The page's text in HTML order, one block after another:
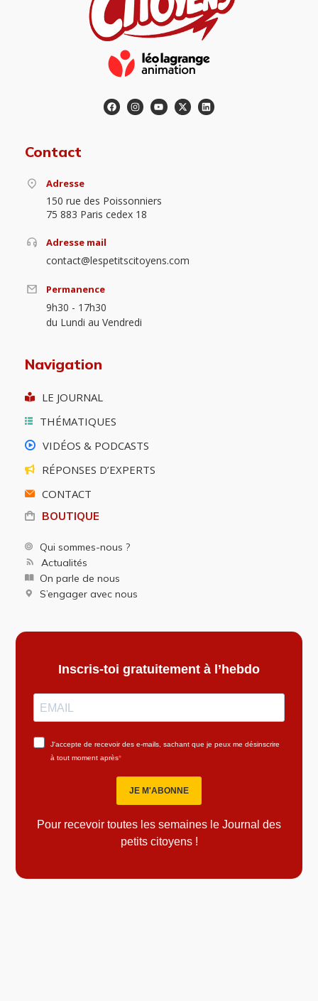
Contact
Adresse
150 rue des Poissonniers
75 883 Paris cedex 18
Adresse mail
contact@lespetitscitoyens.com
Permanence
9h30 - 17h30
du Lundi au Vendredi
Navigation
LE JOURNAL
THÉMATIQUES
VIDÉOS & PODCASTS
RÉPONSES D’EXPERTS
CONTACT
BOUTIQUE
Qui sommes-nous ?
Actualités
On parle de nous
S’engager avec nous